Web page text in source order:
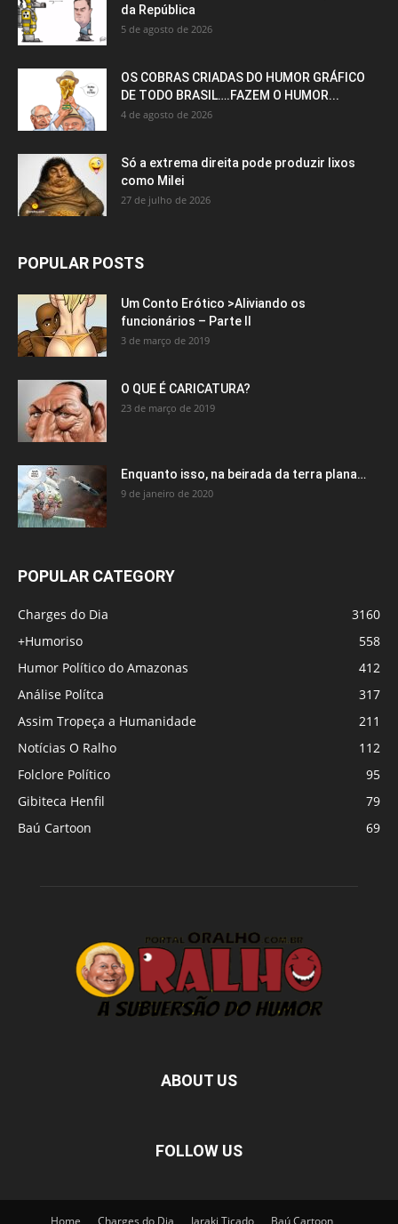
da República
5 de agosto de 2026
OS COBRAS CRIADAS DO HUMOR GRÁFICO
DE TODO BRASIL….FAZEM O HUMOR...
4 de agosto de 2026
Só a extrema direita pode produzir lixos
como Milei
27 de julho de 2026
POPULAR POSTS
Um Conto Erótico >Aliviando os
funcionários – Parte II
3 de março de 2019
O QUE É CARICATURA?
23 de março de 2019
Enquanto isso, na beirada da terra plana…
9 de janeiro de 2020
POPULAR CATEGORY
Charges do Dia
3160
+Humoriso
558
Humor Político do Amazonas
412
Análise Polítca
317
Assim Tropeça a Humanidade
211
Notícias O Ralho
112
Folclore Político
95
Gibiteca Henfil
79
Baú Cartoon
69
ABOUT US
FOLLOW US
Home Charges do Dia Jaraki Ticado Baú Cartoon